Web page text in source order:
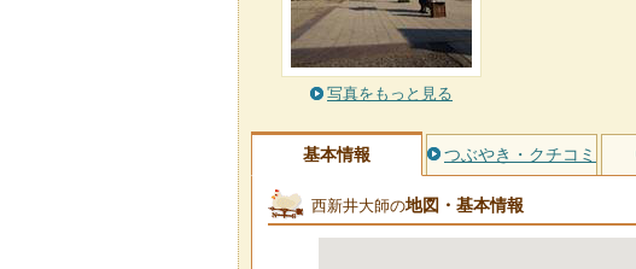
写真をもっと見る
基本情報 つぶやき・クチコミ
西新井大師の地図・基本情報